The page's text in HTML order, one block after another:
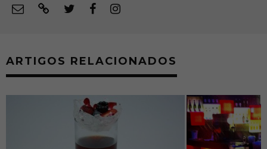
ARTIGOS RELACIONADOS